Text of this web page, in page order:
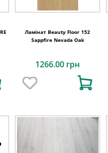
Ламінат Beauty Floor 152
Sappfire Nevada Oak
1266.00 грн